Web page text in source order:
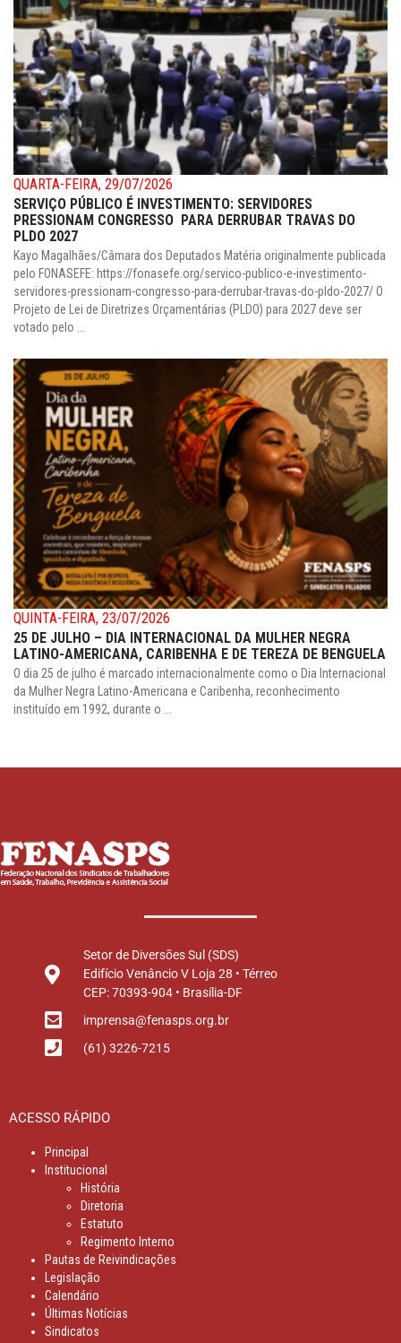
QUARTA-FEIRA, 29/07/2026
SERVIÇO PÚBLICO É INVESTIMENTO: SERVIDORES
PRESSIONAM CONGRESSO PARA DERRUBAR TRAVAS DO
PLDO 2027
Kayo Magalhães/Câmara dos Deputados Matéria originalmente publicada
pelo FONASEFE: https://fonasefe.org/servico-publico-e-investimento-
servidores-pressionam-congresso-para-derrubar-travas-do-pldo-2027/ O
Projeto de Lei de Diretrizes Orçamentárias (PLDO) para 2027 deve ser
votado pelo ...
QUINTA-FEIRA, 23/07/2026
25 DE JULHO – DIA INTERNACIONAL DA MULHER NEGRA
LATINO-AMERICANA, CARIBENHA E DE TEREZA DE BENGUELA
O dia 25 de julho é marcado internacionalmente como o Dia Internacional
da Mulher Negra Latino-Americana e Caribenha, reconhecimento
instituído em 1992, durante o ...
Setor de Diversões Sul (SDS)
Edifício Venâncio V Loja 28 • Térreo
CEP: 70393-904 • Brasília-DF
imprensa@fenasps.org.br
(61) 3226-7215
ACESSO RÁPIDO
Principal
Institucional
História
Diretoria
Estatuto
Regimento Interno
Pautas de Reivindicações
Legislação
Calendário
Últimas Notícias
Sindicatos